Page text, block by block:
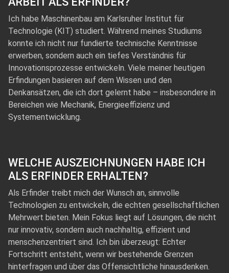
Ich habe Maschinenbau am Karlsruher Institut für
Technologie (KIT) studiert. Während meines Studiums
konnte ich nicht nur fundierte technische Kenntnisse
erwerben, sondern auch ein tiefes Verständnis für
Innovationsprozesse entwickeln. Viele meiner heutigen
Erfindungen basieren auf dem Wissen und den
Denkansätzen, die ich dort gelernt habe – insbesondere in
Bereichen wie Mechanik, Energieeffizienz und
Systementwicklung.
WELCHE AUSZEICHNUNGEN HABE ICH
ALS ERFINDER ERHALTEN?
Als Erfinder treibt mich der Wunsch an, sinnvolle
Technologien zu entwickeln, die echten gesellschaftlichen
Mehrwert bieten. Mein Fokus liegt auf Lösungen, die nicht
nur innovativ, sondern auch nachhaltig, effizient und
menschenzentriert sind. Ich bin überzeugt: Echter
Fortschritt entsteht, wenn wir bestehende Grenzen
hinterfragen und über das Offensichtliche hinausdenken.